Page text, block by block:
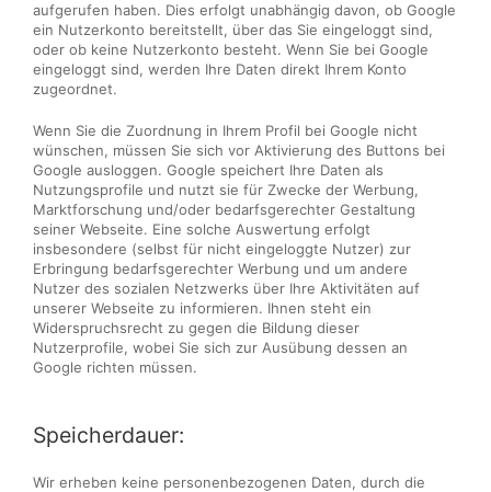
aufgerufen haben. Dies erfolgt unabhängig davon, ob Google
ein Nutzerkonto bereitstellt, über das Sie eingeloggt sind,
oder ob keine Nutzerkonto besteht. Wenn Sie bei Google
eingeloggt sind, werden Ihre Daten direkt Ihrem Konto
zugeordnet.
Wenn Sie die Zuordnung in Ihrem Profil bei Google nicht
wünschen, müssen Sie sich vor Aktivierung des Buttons bei
Google ausloggen. Google speichert Ihre Daten als
Nutzungsprofile und nutzt sie für Zwecke der Werbung,
Marktforschung und/oder bedarfsgerechter Gestaltung
seiner Webseite. Eine solche Auswertung erfolgt
insbesondere (selbst für nicht eingeloggte Nutzer) zur
Erbringung bedarfsgerechter Werbung und um andere
Nutzer des sozialen Netzwerks über Ihre Aktivitäten auf
unserer Webseite zu informieren. Ihnen steht ein
Widerspruchsrecht zu gegen die Bildung dieser
Nutzerprofile, wobei Sie sich zur Ausübung dessen an
Google richten müssen.
Speicherdauer:
Wir erheben keine personenbezogenen Daten, durch die